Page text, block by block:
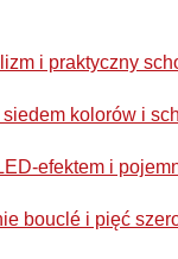
i praktyczny
kolorów i
efektem i
bouclé i pięć